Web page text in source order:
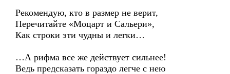
Рекомендую, кто в размер не верит,
Перечитайте «Моцарт и Сальери»,
Как строки эти чудны и легки…
…А рифма все же действует сильнее!
Ведь предсказать гораздо легче с нею